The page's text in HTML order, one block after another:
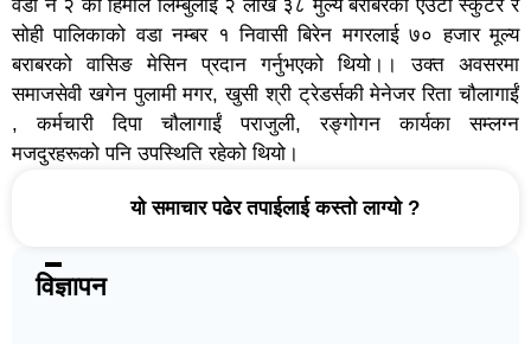
विज्ञापन
वडा नं २ का हिमाल लिम्बुलाई २ लाख ३८ मुल्य बराबरको एउटा स्कुटर र
सोही पालिकाको वडा नम्बर १ निवासी बिरेन मगरलाई ७० हजार मूल्य
बराबरको वासिङ मेसिन प्रदान गर्नुभएको थियो।। उक्त अवसरमा
समाजसेवी खगेन पुलामी मगर, खुसी श्री ट्रेडर्सकी मेनेजर रिता चौलागाईं
, कर्मचारी दिपा चौलागाईं पराजुली, रङ्गोगन कार्यका सम्लग्न
मजदुरहरूको पनि उपस्थिति रहेको थियो।
यो समाचार पढेर तपाईलाई कस्तो लाग्यो ?